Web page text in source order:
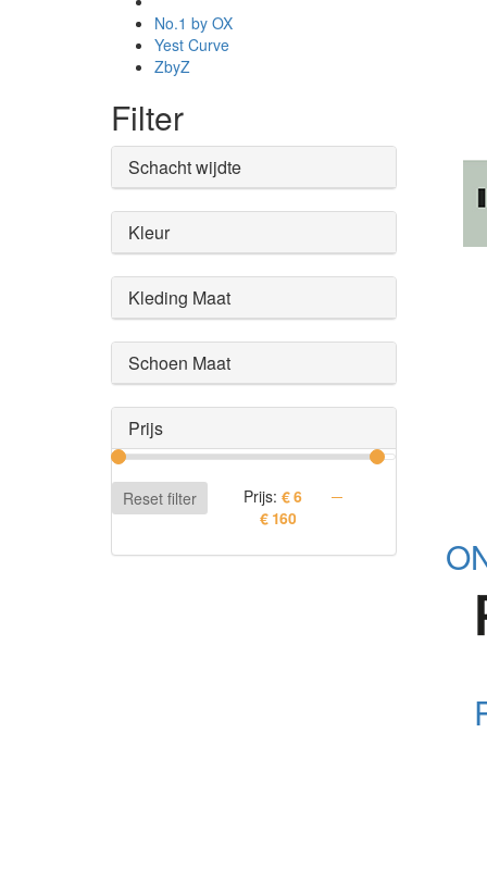
No.1 by OX
Yest Curve
ZbyZ
Filter
Schacht wijdte
Kleur
Kleding Maat
Schoen Maat
Prijs
Reset filter Prijs: